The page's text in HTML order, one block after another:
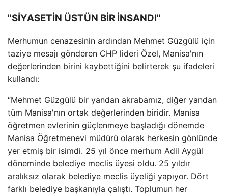
''SİYASETİN ÜSTÜN BİR İNSANDI''
Merhumun cenazesinin ardından Mehmet Güzgülü için
taziye mesajı gönderen CHP lideri Özel, Manisa'nın
değerlerinden birini kaybettiğini belirterek şu ifadeleri
kullandı:
“Mehmet Güzgülü bir yandan akrabamız, diğer yandan
tüm Manisa'nın ortak değerlerinden biridir. Manisa
öğretmen evlerinin güçlenmeye başladığı dönemde
Manisa Öğretmenevi müdürü olarak herkesin gönlünde
yer etmiş bir isimdi. 25 yıl önce merhum Adil Aygül
döneminde belediye meclis üyesi oldu. 25 yıldır
aralıksız olarak belediye meclis üyeliği yapıyor. Dört
farklı belediye başkanıyla çalıştı. Toplumun her